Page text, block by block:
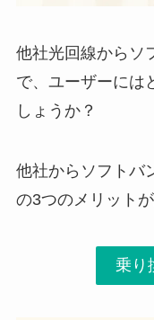
他社光回線からソ
で、ユーザーには
しょうか？
他社からソフトバ
の3つのメリットが
乗り